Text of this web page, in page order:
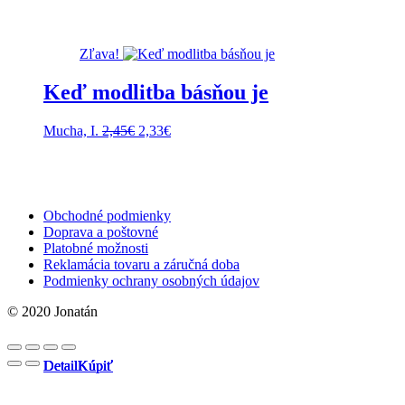
DetailKúpiť
DetailKúpiť
DetailKúpiť
Zľava!
Keď modlitba básňou je
Mucha, I. 2,45€ Pôvodná
2,33€Aktuálna
DetailKúpiť
Obchodné podmienky
Doprava a poštovné
Platobné možnosti
Reklamácia tovaru a záručná doba
Podmienky ochrany osobných údajov
© 2020 Jonatán